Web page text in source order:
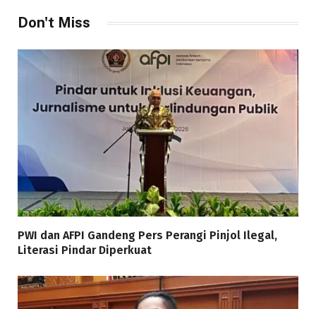
Don't Miss
PWI dan AFPI Gandeng Pers Perangi Pinjol Ilegal,
Literasi Pindar Diperkuat